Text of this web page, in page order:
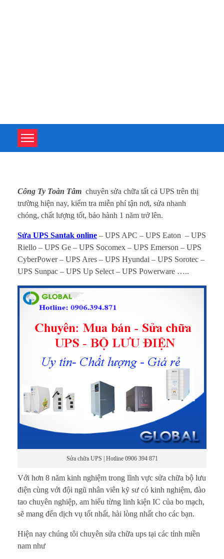
S
ử
c
h
ữ
ư
u
ệ
n
m
á
Công Ty Toàn Tâm chuyên sửa chữa tất cả UPS trên thị
trường hiện nay, kiểm tra miễn phí tận nơi, sửa nhanh
chóng, chất lượng tốt, bảo hành 1 năm trở lên.
Sửa UPS Santak online – UPS APC – UPS Eaton – UPS
Riello – UPS Ge – UPS Socomex – UPS Emerson – UPS
CyberPower – UPS Ares – UPS Hyundai – UPS Sorotec –
UPS Sunpac – UPS Up Select – UPS Powerware …..
Sửa chữa UPS | Hotline 0906 394 871
Với hơn 8 năm kinh nghiệm trong lĩnh vực sửa chữa bộ lưu
điện cùng với đội ngũ nhân viên kỹ sư có kinh nghiệm, đào
tao chuyên nghiệp, am hiểu từng linh kiện IC của bo mạch,
sẽ mang đến dịch vụ tốt nhất, hài lòng nhất cho các bạn.
Hiện nay chúng tôi chuyên sửa chữa ups tại các tỉnh miền
nam như